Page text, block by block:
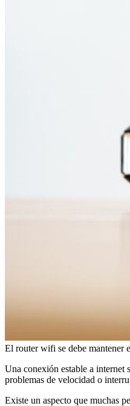
El router wifi se debe mantener
Una conexión estable a internet
problemas de velocidad o
Existe un aspecto que muchas